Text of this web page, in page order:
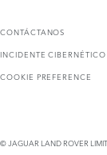
CONTÁCTANOS
INCIDENTE CIBERNÉTICO
COOKIE PREFERENCE
© JAGUAR LAND ROVER